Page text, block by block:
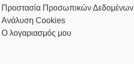
Προστασία Προσωπικών Δεδομένων
Ανάλυση Cookies
Ο λογαριασμός μου